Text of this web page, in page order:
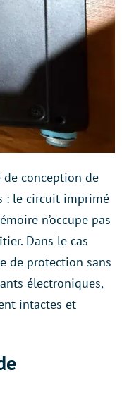
conception de
: le circuit imprimé
n’occupe pas
Dans le cas
de protection sans
électroniques,
intactes et